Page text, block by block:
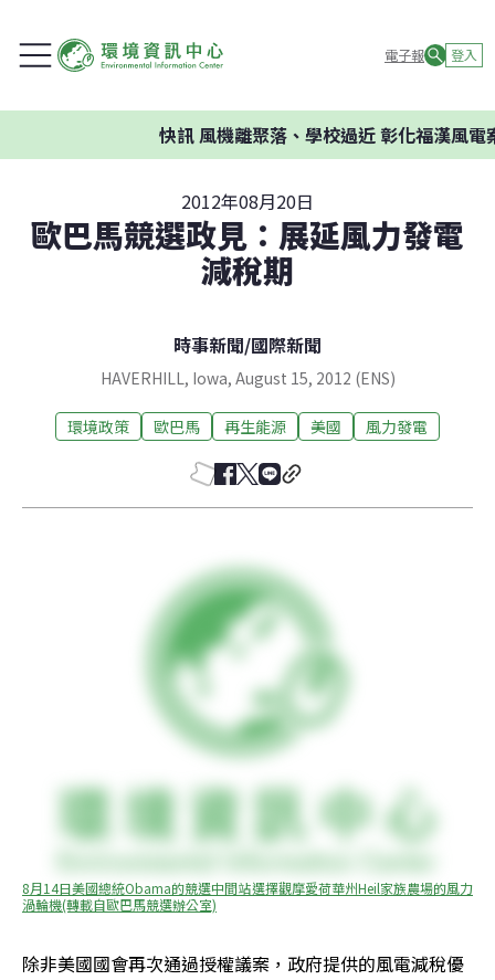
電子報 登入
快訊風機離聚落、學校過近 彰化福漢風電案
2012年08月20日
歐巴馬競選政見：展延風力發電
減稅期
時事新聞/國際新聞
HAVERHILL, Iowa, August 15, 2012 (ENS)
環境政策 歐巴馬 再生能源 美國 風力發電
8月14日美國總統Obama的競選中間站選擇觀摩愛荷華州Heil家族農場的風力
渦輪機(轉載自歐巴馬競選辦公室)
除非美國國會再次通過授權議案，政府提供的風電減稅優